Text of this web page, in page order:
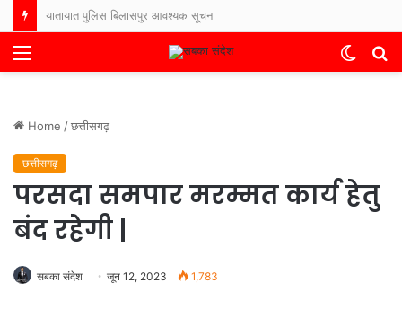
Menu
Switch
Home /छत्तीसगढ़
छत्तीसगढ़
परसदा समपार मरम्मत कार्य हेतु
बंद रहेगी |
सबका संदेश जून 12, 2023 1,783